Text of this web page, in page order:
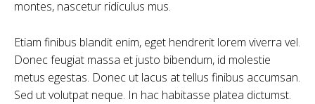
montes, nascetur ridiculus mus.
Etiam finibus blandit enim, eget hendrerit lorem viverra vel.
Donec feugiat massa et justo bibendum, id molestie
metus egestas. Donec ut lacus at tellus finibus accumsan.
Sed ut volutpat neque. In hac habitasse platea dictumst.